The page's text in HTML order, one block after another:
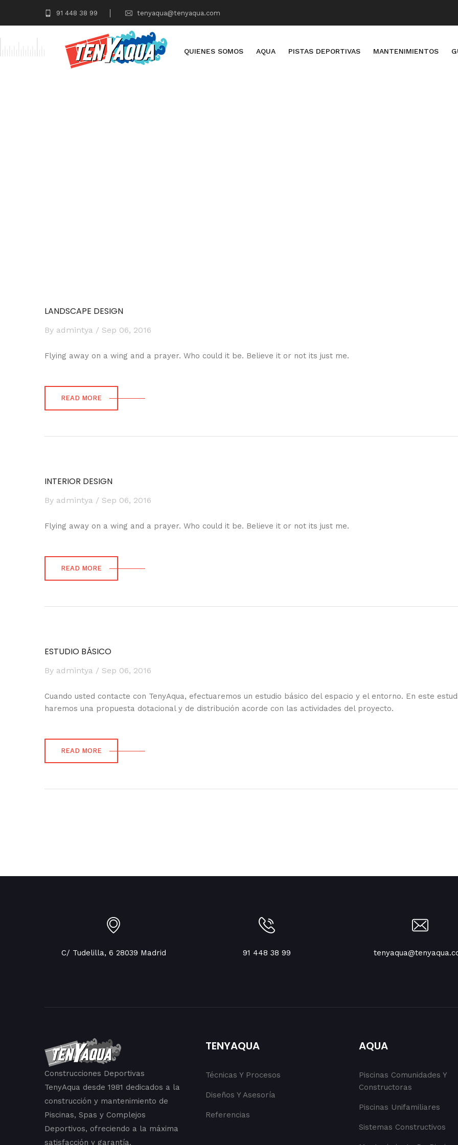
91 448 38 99 tenyaqua@tenyaqua.com
QUIENES SOMOS AQUA PISTAS DEPORTIVAS MANTENIMIENTOS
LANDSCAPE DESIGN
By admintya / Sep 06, 2016
Flying away on a wing and a prayer. Who could it be. Believe it or not its just me.
READ MORE
INTERIOR DESIGN
By admintya / Sep 06, 2016
Flying away on a wing and a prayer. Who could it be. Believe it or not its just me.
READ MORE
ESTUDIO BÁSICO
By admintya / Sep 06, 2016
Cuando usted contacte con TenyAqua, efectuaremos un estudio básico del espacio y el entorno. En este
haremos una propuesta dotacional y de distribución acorde con las actividades del proyecto.
READ MORE
C/ Tudelilla, 6 28039 Madrid 91 448 38 99
Construcciones Deportivas
TenyAqua desde 1981 dedicados a la
construcción y mantenimiento de
Piscinas, Spas y Complejos
Deportivos, ofreciendo a la máxima
satisfacción y garantía.
TENYAQUA
Técnicas Y Procesos
Diseños Y Asesoría
Referencias
AQUA
Piscinas Comunidades Y
Constructoras
Piscinas Unifamiliares
Sistemas Constructivos